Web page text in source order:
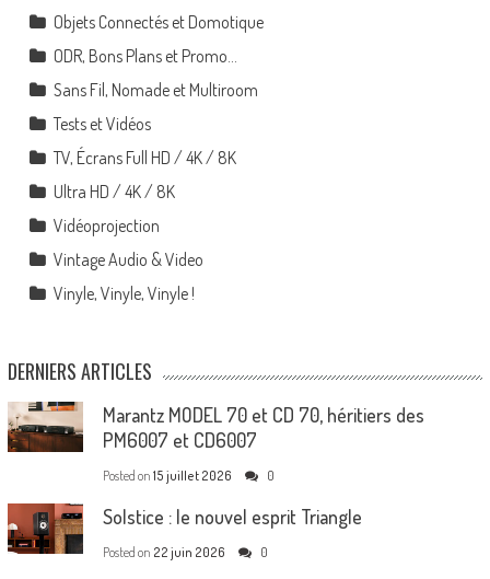
Objets Connectés et Domotique
ODR, Bons Plans et Promo…
Sans Fil, Nomade et Multiroom
Tests et Vidéos
TV, Écrans Full HD / 4K / 8K
Ultra HD / 4K / 8K
Vidéoprojection
Vintage Audio & Video
Vinyle, Vinyle, Vinyle !
DERNIERS ARTICLES
Marantz MODEL 70 et CD 70, héritiers des
PM6007 et CD6007
Posted on 15 juillet 2026 0
Solstice : le nouvel esprit Triangle
Posted on 22 juin 2026 0